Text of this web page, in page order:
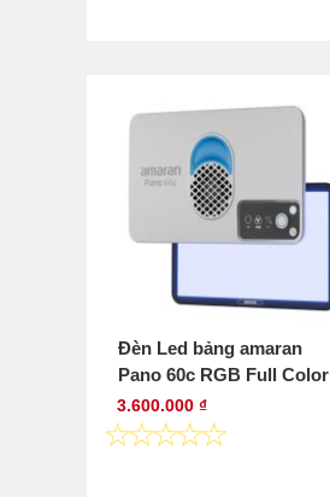
Đèn Led bảng amaran
Pano 60c RGB Full Color
3.600.000 ₫